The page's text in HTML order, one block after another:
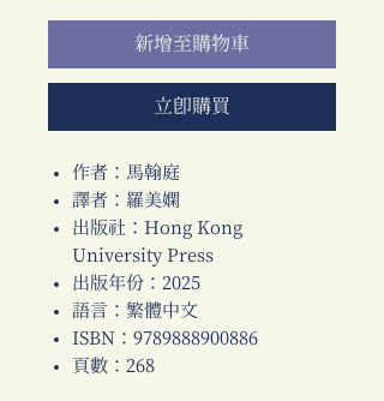
新增至購物車
立即購買
作者：馬翰庭
譯者：羅美嫻
出版社：Hong Kong
University Press
出版年份：2025
語言：繁體中文
ISBN：9789888900886
頁數：268